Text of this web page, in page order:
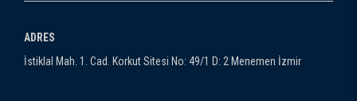
ADRES
İstiklal Mah. 1. Cad. Korkut Sitesi No: 49/1 D: 2 Menemen İzmir